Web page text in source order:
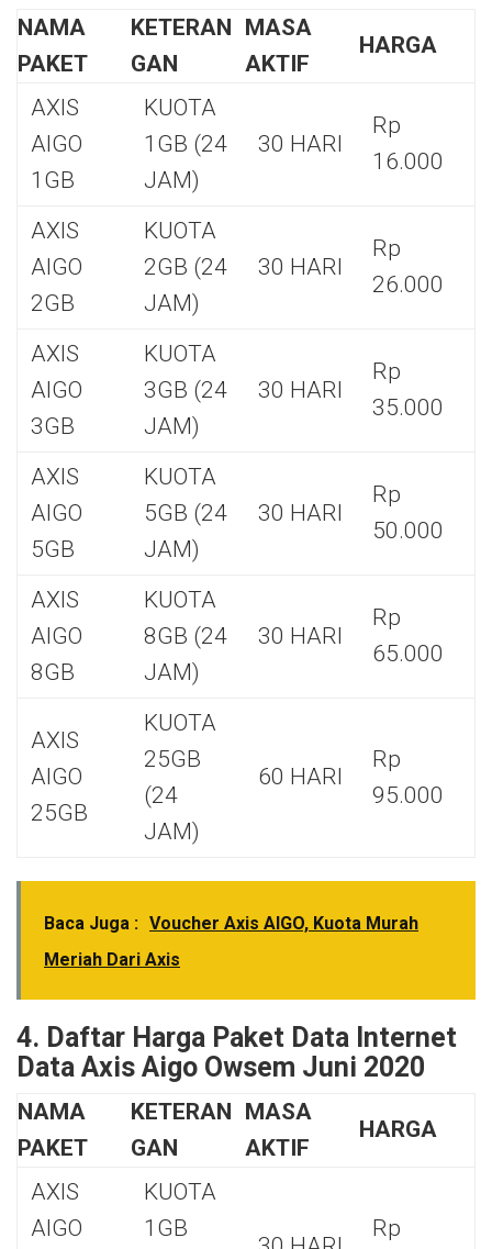
NAMA
PAKET
KETERAN
GAN
MASA
AKTIF
HARGA
AXIS
AIGO
1GB
KUOTA
1GB (24
JAM)
30 HARI
Rp
16.000
AXIS
AIGO
2GB
KUOTA
2GB (24
JAM)
30 HARI
Rp
26.000
AXIS
AIGO
3GB
KUOTA
3GB (24
JAM)
30 HARI
Rp
35.000
AXIS
AIGO
5GB
KUOTA
5GB (24
JAM)
30 HARI
Rp
50.000
AXIS
AIGO
8GB
KUOTA
8GB (24
JAM)
30 HARI
Rp
65.000
AXIS
AIGO
25GB
KUOTA
25GB
(24
JAM)
60 HARI
Rp
95.000
Baca Juga : Voucher Axis AIGO, Kuota Murah
Meriah Dari Axis
4. Daftar Harga Paket Data Internet
Data Axis Aigo Owsem Juni 2020
NAMA
PAKET
KETERAN
GAN
MASA
AKTIF
HARGA
AXIS
AIGO
KUOTA
1GB
Rp